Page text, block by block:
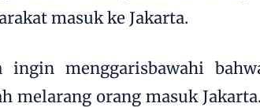
masuk ke Jakarta.
ingin menggarisbawahi
melarang orang masuk